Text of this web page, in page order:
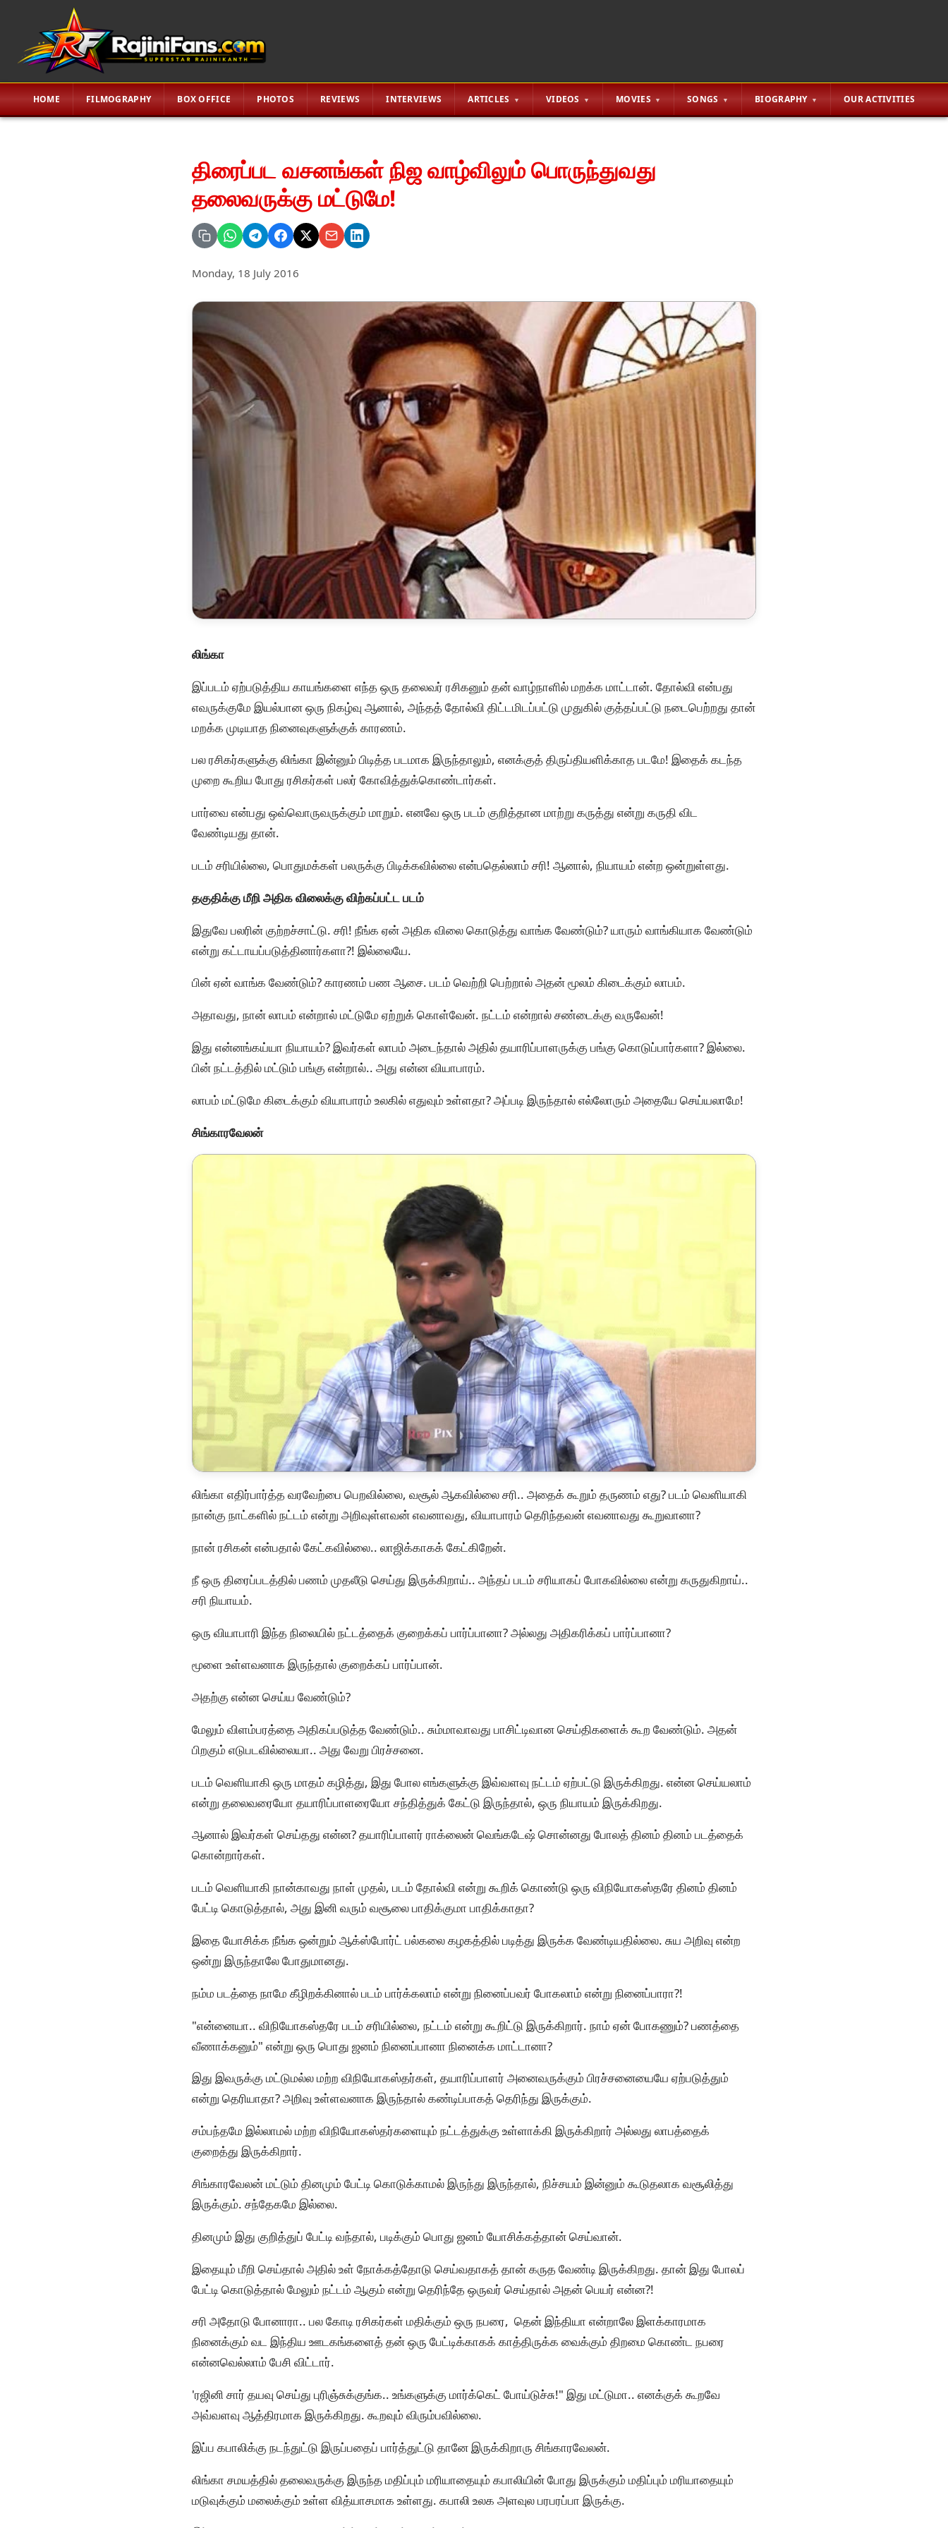
HOME FILMOGRAPHY BOX OFFICE PHOTOS REVIEWS INTERVIEWS ARTICLES VIDEOS MOVIES SONGS BIOGRAPHY OUR ACTIVITIES
திரைப்பட வசனங்கள் நிஜ வாழ்விலும் பொருந்துவது
தலைவருக்கு மட்டுமே!
Monday, 18 July 2016
லிங்கா
இப்படம் ஏற்படுத்திய காயங்களை எந்த ஒரு தலைவர் ரசிகனும் தன் வாழ்நாளில் மறக்க மாட்டான். தோல்வி என்பது
எவருக்குமே இயல்பான ஒரு நிகழ்வு ஆனால், அந்தத் தோல்வி திட்டமிடப்பட்டு முதுகில் குத்தப்பட்டு நடைபெற்றது தான்
மறக்க முடியாத நினைவுகளுக்குக் காரணம்.
பல ரசிகர்களுக்கு லிங்கா இன்னும் பிடித்த படமாக இருந்தாலும், எனக்குத் திருப்தியளிக்காத படமே! இதைக் கடந்த
முறை கூறிய போது ரசிகர்கள் பலர் கோவித்துக்கொண்டார்கள்.
பார்வை என்பது ஒவ்வொருவருக்கும் மாறும். எனவே ஒரு படம் குறித்தான மாற்று கருத்து என்று கருதி விட
வேண்டியது தான்.
படம் சரியில்லை, பொதுமக்கள் பலருக்கு பிடிக்கவில்லை என்பதெல்லாம் சரி! ஆனால், நியாயம் என்ற ஒன்றுள்ளது.
தகுதிக்கு மீறி அதிக விலைக்கு விற்கப்பட்ட படம்
இதுவே பலரின் குற்றச்சாட்டு. சரி! நீங்க ஏன் அதிக விலை கொடுத்து வாங்க வேண்டும்? யாரும் வாங்கியாக வேண்டும்
என்று கட்டாயப்படுத்தினார்களா?! இல்லையே.
பின் ஏன் வாங்க வேண்டும்? காரணம் பண ஆசை. படம் வெற்றி பெற்றால் அதன் மூலம் கிடைக்கும் லாபம்.
அதாவது, நான் லாபம் என்றால் மட்டுமே ஏற்றுக் கொள்வேன். நட்டம் என்றால் சண்டைக்கு வருவேன்!
இது என்னங்கய்யா நியாயம்? இவர்கள் லாபம் அடைந்தால் அதில் தயாரிப்பாளருக்கு பங்கு கொடுப்பார்களா? இல்லை.
பின் நட்டத்தில் மட்டும் பங்கு என்றால்.. அது என்ன வியாபாரம்.
லாபம் மட்டுமே கிடைக்கும் வியாபாரம் உலகில் எதுவும் உள்ளதா? அப்படி இருந்தால் எல்லோரும் அதையே செய்யலாமே!
சிங்காரவேலன்
லிங்கா எதிர்பார்த்த வரவேற்பை பெறவில்லை, வசூல் ஆகவில்லை சரி.. அதைக் கூறும் தருணம் எது? படம் வெளியாகி
நான்கு நாட்களில் நட்டம் என்று அறிவுள்ளவன் எவனாவது, வியாபாரம் தெரிந்தவன் எவனாவது கூறுவானா?
நான் ரசிகன் என்பதால் கேட்கவில்லை.. லாஜிக்காகக் கேட்கிறேன்.
நீ ஒரு திரைப்படத்தில் பணம் முதலீடு செய்து இருக்கிறாய்.. அந்தப் படம் சரியாகப் போகவில்லை என்று கருதுகிறாய்..
சரி நியாயம்.
ஒரு வியாபாரி இந்த நிலையில் நட்டத்தைக் குறைக்கப் பார்ப்பானா? அல்லது அதிகரிக்கப் பார்ப்பானா?
மூளை உள்ளவனாக இருந்தால் குறைக்கப் பார்ப்பான்.
அதற்கு என்ன செய்ய வேண்டும்?
மேலும் விளம்பரத்தை அதிகப்படுத்த வேண்டும்.. சும்மாவாவது பாசிட்டிவான செய்திகளைக் கூற வேண்டும். அதன்
பிறகும் எடுபடவில்லையா.. அது வேறு பிரச்சனை.
படம் வெளியாகி ஒரு மாதம் கழித்து, இது போல எங்களுக்கு இவ்வளவு நட்டம் ஏற்பட்டு இருக்கிறது. என்ன செய்யலாம்
என்று தலைவரையோ தயாரிப்பாளரையோ சந்தித்துக் கேட்டு இருந்தால், ஒரு நியாயம் இருக்கிறது.
ஆனால் இவர்கள் செய்தது என்ன? தயாரிப்பாளர் ராக்லைன் வெங்கடேஷ் சொன்னது போலத் தினம் தினம் படத்தைக்
கொன்றார்கள்.
படம் வெளியாகி நான்காவது நாள் முதல், படம் தோல்வி என்று கூறிக் கொண்டு ஒரு விநியோகஸ்தரே தினம் தினம்
பேட்டி கொடுத்தால், அது இனி வரும் வசூலை பாதிக்குமா பாதிக்காதா?
இதை யோசிக்க நீங்க ஒன்றும் ஆக்ஸ்போர்ட் பல்கலை கழகத்தில் படித்து இருக்க வேண்டியதில்லை. சுய அறிவு என்ற
ஒன்று இருந்தாலே போதுமானது.
நம்ம படத்தை நாமே கீழிறக்கினால் படம் பார்க்கலாம் என்று நினைப்பவர் போகலாம் என்று நினைப்பாரா?!
"என்னையா.. விநியோகஸ்தரே படம் சரியில்லை, நட்டம் என்று கூறிட்டு இருக்கிறார். நாம் ஏன் போகணும்? பணத்தை
வீணாக்கனும்" என்று ஒரு பொது ஜனம் நினைப்பானா நினைக்க மாட்டானா?
இது இவருக்கு மட்டுமல்ல மற்ற விநியோகஸ்தர்கள், தயாரிப்பாளர் அனைவருக்கும் பிரச்சனையையே ஏற்படுத்தும்
என்று தெரியாதா? அறிவு உள்ளவனாக இருந்தால் கண்டிப்பாகத் தெரிந்து இருக்கும்.
சம்பந்தமே இல்லாமல் மற்ற விநியோகஸ்தர்களையும் நட்டத்துக்கு உள்ளாக்கி இருக்கிறார் அல்லது லாபத்தைக்
குறைத்து இருக்கிறார்.
சிங்காரவேலன் மட்டும் தினமும் பேட்டி கொடுக்காமல் இருந்து இருந்தால், நிச்சயம் இன்னும் கூடுதலாக வசூலித்து
இருக்கும். சந்தேகமே இல்லை.
தினமும் இது குறித்துப் பேட்டி வந்தால், படிக்கும் பொது ஜனம் யோசிக்கத்தான் செய்வான்.
இதையும் மீறி செய்தால் அதில் உள் நோக்கத்தோடு செய்வதாகத் தான் கருத வேண்டி இருக்கிறது. தான் இது போலப்
பேட்டி கொடுத்தால் மேலும் நட்டம் ஆகும் என்று தெரிந்தே ஒருவர் செய்தால் அதன் பெயர் என்ன?!
சரி அதோடு போனாரா.. பல கோடி ரசிகர்கள் மதிக்கும் ஒரு நபரை, தென் இந்தியா என்றாலே இளக்காரமாக
நினைக்கும் வட இந்திய ஊடகங்களைத் தன் ஒரு பேட்டிக்காகக் காத்திருக்க வைக்கும் திறமை கொண்ட நபரை
என்னவெல்லாம் பேசி விட்டார்.
'ரஜினி சார் தயவு செய்து புரிஞ்சுக்குங்க.. உங்களுக்கு மார்க்கெட் போய்டுச்சு!" இது மட்டுமா.. எனக்குக் கூறவே
அவ்வளவு ஆத்திரமாக இருக்கிறது. கூறவும் விரும்பவில்லை.
இப்ப கபாலிக்கு நடந்துட்டு இருப்பதைப் பார்த்துட்டு தானே இருக்கிறாரு சிங்காரவேலன்.
லிங்கா சமயத்தில் தலைவருக்கு இருந்த மதிப்பும் மரியாதையும் கபாலியின் போது இருக்கும் மதிப்பும் மரியாதையும்
மடுவுக்கும் மலைக்கும் உள்ள வித்யாசமாக உள்ளது. கபாலி உலக அளவுல பரபரப்பா இருக்கு.